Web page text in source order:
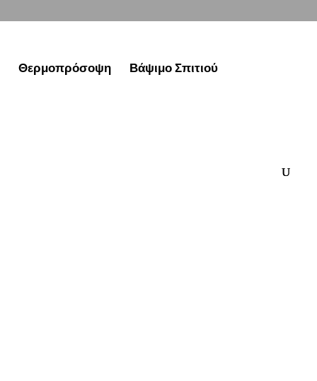
Θερμοπρόσοψη Βάψιμο Σπιτιού